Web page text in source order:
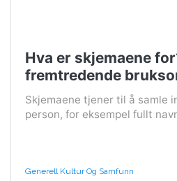
Hva er skjemaene
fremtredende
Skjemaene tjener til å samle
person, for eksempel fullt
Generell Kultur Og Samfunn